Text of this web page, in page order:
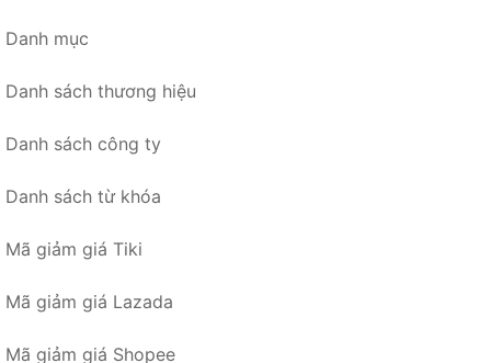
Danh mục
Danh sách thương hiệu
Danh sách công ty
Danh sách từ khóa
Mã giảm giá Tiki
Mã giảm giá Lazada
Mã giảm giá Shopee